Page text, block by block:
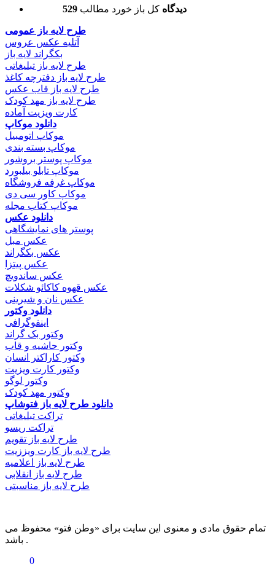
529 دیدگاه کل باز خورد مطالب
طرح لایه باز عمومی
آتلیه عکس عروس
بکگراند لایه باز
طرح لایه باز تبلیغاتی
طرح لایه باز دفترچه کاغذ
طرح لایه باز قاب عکس
طرح لایه باز مهد کودک
کارت ویزیت آماده
دانلود موکاپ
موکاپ اتومبیل
موکاپ بسته بندی
موکاپ پوستر بروشور
موکاپ تابلو بیلبورد
موکاپ غرفه فروشگاه
موکاپ کاور سی دی
موکاپ کتاب مجله
دانلود عکس
پوستر های نمایشگاهی
عکس مبل
عکس بکگراند
عکس پیتزا
عکس ساندویچ
عکس قهوه کاکائو شکلات
عکس نان و شیرینی
دانلود وکتور
اینفوگرافی
وکتور بک گراند
وکتور حاشیه و قاب
وکتور کاراکتر انسان
وکتور کارت ویزیت
وکتور لوگو
وکتور مهد کودک
دانلود طرح لایه باز فتوشاپ
تراکت تبلیغاتی
تراکت ریسو
طرح لایه باز تقویم
طرح لایه باز کارت ویززیت
طرح لایه باز اعلامیه
طرح لایه باز انقلابی
طرح لایه باز مناسبتی
تمام حقوق مادی و معنوی این سایت برای «وطن فتو» محفوظ می
باشد .
0